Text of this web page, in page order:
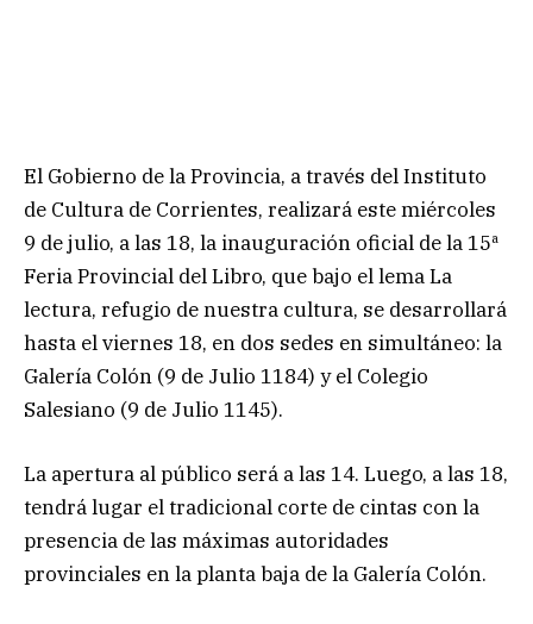
El Gobierno de la Provincia, a través del Instituto
de Cultura de Corrientes, realizará este miércoles
9 de julio, a las 18, la inauguración oficial de la 15ª
Feria Provincial del Libro, que bajo el lema La
lectura, refugio de nuestra cultura, se desarrollará
hasta el viernes 18, en dos sedes en simultáneo: la
Galería Colón (9 de Julio 1184) y el Colegio
Salesiano (9 de Julio 1145).
La apertura al público será a las 14. Luego, a las 18,
tendrá lugar el tradicional corte de cintas con la
presencia de las máximas autoridades
provinciales en la planta baja de la Galería Colón.